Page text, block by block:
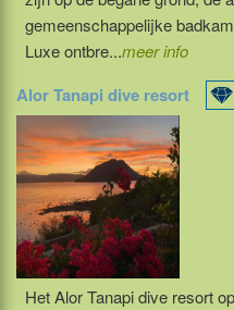
gemeenschappelijke
Luxe ontbre...meer info
Alor Tanapi dive resort
Het Alor Tanapi dive resort